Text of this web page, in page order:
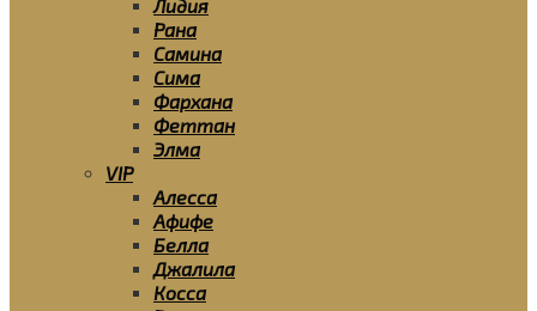
Лидия
Рана
Самина
Сима
Фархана
Феттан
Элма
VIP
Алесса
Афифе
Белла
Джалила
Косса